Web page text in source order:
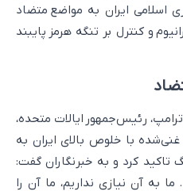
اسلامی ایران به مواضع متضاد
و کنترل بر تنگه هرمز پایبند
ترامپ، رئیس‌جمهور ایالات متحده،
غنی‌شده با خلوص بالای ایران به
کرد و به خبرنگاران گفت:
به آن نیازی نداریم، ما آن را